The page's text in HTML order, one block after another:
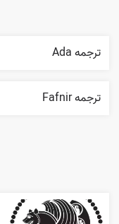
ترجمه Ada
ترجمه Fafnir